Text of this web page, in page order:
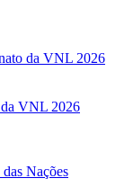
da VNL 2026
da VNL 2026
Nações